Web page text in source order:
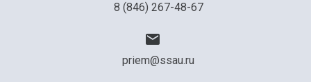
8 (846) 267-48-67
priem@ssau.ru